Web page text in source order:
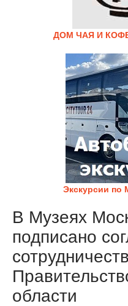
ДОМ ЧАЯ И
Экскурсии по
В Музеях
подписано
области